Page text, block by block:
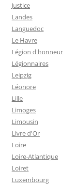
Justice
Landes
Languedoc
Le Havre
Légion d'honneur
Légionnaires
Leipzig
Léonore
Lille
Limoges
Limousin
Livre d'Or
Loire
Loire-Atlantique
Loiret
Luxembourg